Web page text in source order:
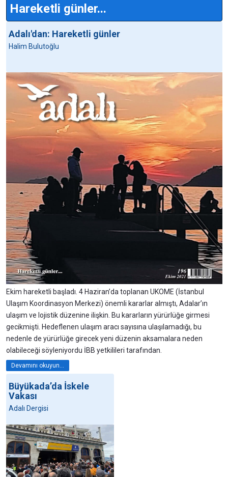
Hareketli günler...
Adalı'dan: Hareketli günler
Halim Bulutoğlu
Ekim hareketli başladı. 4 Haziran’da toplanan UKOME (İstanbul
Ulaşım Koordinasyon Merkezi) önemli kararlar almıştı, Adalar’ın
ulaşım ve lojistik düzenine ilişkin. Bu kararların yürürlüğe girmesi
gecikmişti. Hedeflenen ulaşım aracı sayısına ulaşılamadığı, bu
nedenle de yürürlüğe girecek yeni düzenin aksamalara neden
olabileceği söyleniyordu İBB yetkilileri tarafından.
Devamını okuyun...
Büyükada’da İskele
Vakası
Adalı Dergisi